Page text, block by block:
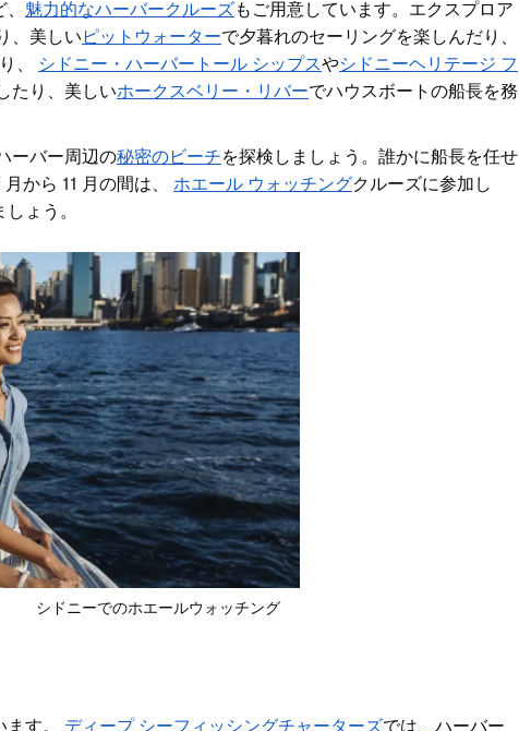
魅力的なハーバークルーズ もご用意しています。エクスプロア
、美しい ピットウォーターで夕暮れのセーリングを楽​​しんだり、
、 シドニー・ハーバートール シップスやシドニーヘリテージ フ
たり 、美しいホークスベリー・リバーでハウスボートの船長を務
ーバー周辺の秘密のビーチを探検しましょう 。誰かに船長を任せ
から 11 月の間は、
ホエール ウォッチングクルーズに参加し
ょう。
シドニーでのホエールウォッチング
す。 ディープ シーフィッシングチャーターズでは
ハーバー